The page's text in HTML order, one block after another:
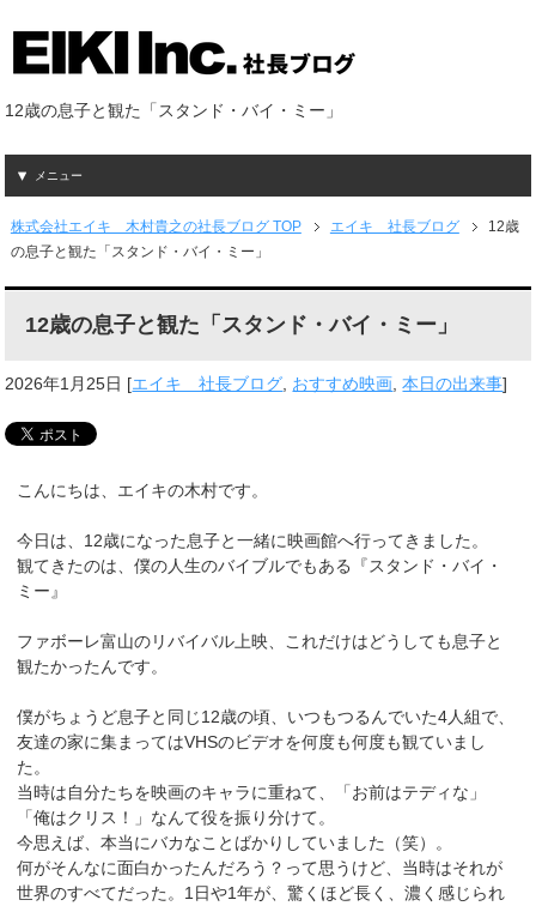
12歳の息子と観た「スタンド・バイ・ミー」
メニュー
株式会社エイキ 木村貴之の社長ブログ TOP エイキ 社長ブログ
12歳
の息子と観た「スタンド・バイ・ミー」
12歳の息子と観た「スタンド・バイ・ミー」
2026年1月25日 [エイキ 社長ブログ, おすすめ映画,本日の出来事]
こんにちは、エイキの木村です。
今日は、12歳になった息子と一緒に映画館へ行ってきました。
観てきたのは、僕の人生のバイブルでもある『スタンド・バイ・
ミー』
ファボーレ富山のリバイバル上映、これだけはどうしても息子と
観たかったんです。
僕がちょうど息子と同じ12歳の頃、いつもつるんでいた4人組で、
友達の家に集まってはVHSのビデオを何度も何度も観ていまし
た。
当時は自分たちを映画のキャラに重ねて、「お前はテディな」
「俺はクリス！」なんて役を振り分けて。
今思えば、本当にバカなことばかりしていました（笑）。
何がそんなに面白かったんだろう？って思うけど、当時はそれが
世界のすべてだった。1日や1年が、驚くほど長く、濃く感じられ